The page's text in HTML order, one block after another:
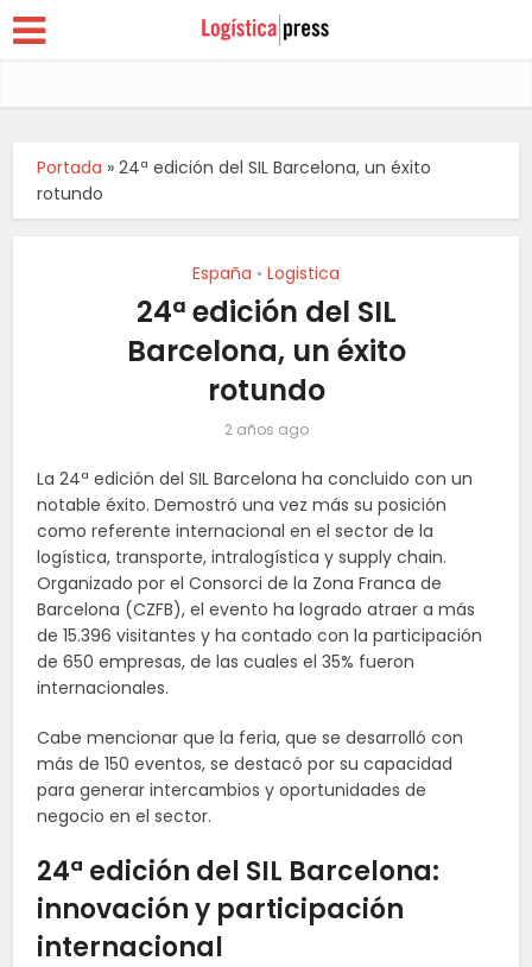
Portada »24ª edición del SIL Barcelona, un éxito
rotundo
España • Logistica
24ª edición del SIL
Barcelona, un éxito
rotundo
2 años ago
La 24ª edición del SIL Barcelona ha concluido con un
notable éxito. Demostró una vez más su posición
como referente internacional en el sector de la
logística, transporte, intralogística y supply chain.
Organizado por el Consorci de la Zona Franca de
Barcelona (CZFB), el evento ha logrado atraer a más
de 15.396 visitantes y ha contado con la participación
de 650 empresas, de las cuales el 35% fueron
internacionales.
Cabe mencionar que la feria, que se desarrolló con
más de 150 eventos, se destacó por su capacidad
para generar intercambios y oportunidades de
negocio en el sector.
24ª edición del SIL Barcelona:
innovación y participación
internacional